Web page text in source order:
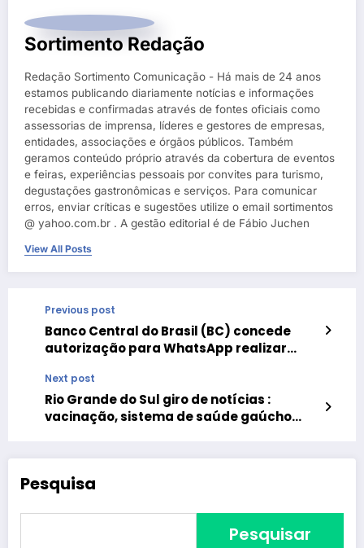
Sortimento Redação
Redação Sortimento Comunicação - Há mais de 24 anos
estamos publicando diariamente notícias e informações
recebidas e confirmadas através de fontes oficiais como
assessorias de imprensa, líderes e gestores de empresas,
entidades, associações e órgãos públicos. Também
geramos conteúdo próprio através da cobertura de eventos
e feiras, experiências pessoais por convites para turismo,
degustações gastronômicas e serviços. Para comunicar
erros, enviar críticas e sugestões utilize o email sortimentos
@ yahoo.com.br . A gestão editorial é de Fábio Juchen
View All Posts
Previous post
Banco Central do Brasil (BC) concede
autorização para WhatsApp realizar
Next post
Rio Grande do Sul giro de notícias :
vacinação, sistema de saúde gaúcho
Pesquisa
Pesquisar